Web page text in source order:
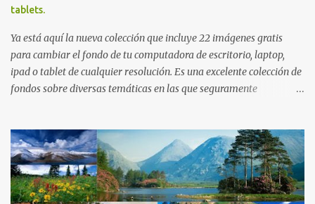
tablets.
Ya está aquí la nueva colección que incluye 22 imágenes gratis
para cambiar el fondo de tu computadora de escritorio, laptop,
ipad o tablet de cualquier resolución. Es una excelente colección de
fondos sobre diversas temáticas en las que seguramente
olviden utilizar los botones que aparecen sobre cada imagen para
compartir estos fondos en las redes sociales con todos sus amigos.
Gracias.